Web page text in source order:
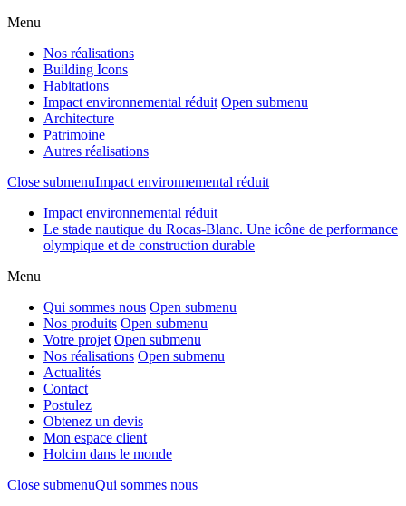
Menu
Nos réalisations
Building Icons
Habitations
Impact environnemental réduit Open submenu
Architecture
Patrimoine
Autres réalisations
Close submenuImpact environnemental réduit
Impact environnemental réduit
Le stade nautique du Rocas-Blanc. Une icône de performance
olympique et de construction durable
Menu
Qui sommes nous Open submenu
Nos produits Open submenu
Votre projet Open submenu
Nos réalisations Open submenu
Actualités
Contact
Postulez
Obtenez un devis
Mon espace client
Holcim dans le monde
Close submenuQui sommes nous